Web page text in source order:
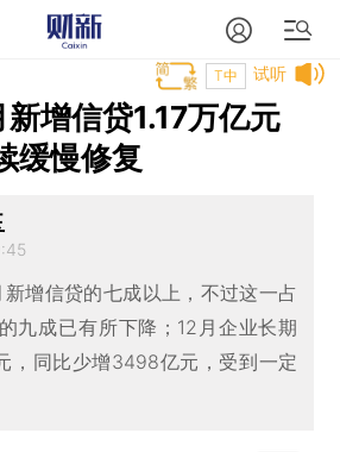
试听
T中
增信贷1.17万亿元
缓慢修复
增信贷的七成以上，不过这一占
九成已有所下降；12月企业长期
，同比少增3498亿元，受到一定